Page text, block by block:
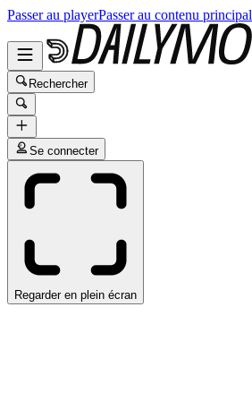
Passer au playerPasser au contenu principal
Rechercher
Se connecter
Regarder en plein écran